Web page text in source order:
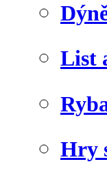
List
Hry